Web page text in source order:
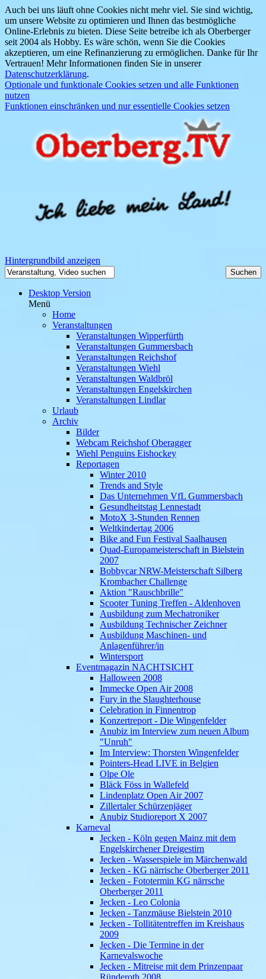
Auch bei uns läuft ohne Cookies nicht mehr viel. Sie sind wichtig,
um unsere Website zu optimieren und Ihnen das bestmögliche
Online-Erlebnis zu bieten. Diese Seite betreibe ich als Oberberger
seit 2004 als Hobby. Es wäre schön, wenn Sie die Cookies
akzeptieren, um eine Refinanzierung zu ermöglichen. Danke für Ihr
Vertrauen! Mehr Informationen finden Sie in unserer
Datenschutzerklärung.
Optionale und funktionale Cookies setzen und alle Funktionen
nutzen
Funktionen einschränken und nur essentielle Cookies setzen
Hintergrundbild anzeigen
Desktop Version
Menü
Home
Veranstaltungen
Veranstaltungen Wipperfürth
Veranstaltungen Gummersbach
Veranstaltungen Reichshof
Veranstaltungen Wiehl
Veranstaltungen Waldbröl
Veranstaltungen Engelskirchen
Veranstaltungen Lindlar
Urlaub
Archiv
Bilder
Webcam Reichshof Oberagger
Wiehl Penguins Eishockey
Reportagen
Winter 2010
Trends and Style
Das Unternehmen VfL Gummersbach
Gesundheitstag Lennestadt
MotoX 3-Stunden Rennen
Weltkindertag 2006
Bike and Fun Festival Saalhausen
Quad-Europameisterschaft in Bielstein
2007
Bobbycar NRW-Meisterschaft Silberg
Krombacher Challenge
Aktion "Rauschbrille"
Scooter Tuning Treffen - Aldenhoven
Ausbildung zum Mechatroniker
Ausbildung Technischer Zeichner
Ausbildung Maschinen- und
Anlagenführer/in
Wintersport
Eventmagazin NACHTSICHT
Halloween 2008
Immecke Open Air 2008
Fury in the Slaughterhouse
Celebration in Finnentrop
Konzertreport - Die Wingenfelder
Anubiz im Interview zum neuen Album
"Unruh"
Im Interview: Thorsten Wingenfelder
Pointers-Head LIVE in Belgien
Olpe Ole
Bläck Föss in Wallefeld
Lindenplatz Open Air 2007
Zillertaler Schürzenjäger
Anubiz Studioreport X 2007
Karneval
Jecken - Köln gegen Mainz mit dem
Engelskirchener Dreigestirn
Jecken - Wasserspiele im Märchenwald
Jecken - KG närrische Oberberger 2011
Jecken - Fototermin KG närrsche
Oberberger 2011
Jecken - Leo Colonia
Jecken - Tanzmäuse Bielstein 2010
Jecken - Tollitätentreffen im Kreishaus
2009
Jecken - Die Termine in der
Karnevalswoche
Jecken - Mitreise mit dem Prinzenpaar